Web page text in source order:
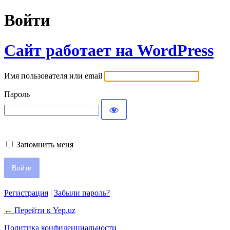
Войти
Сайт работает на WordPress
Имя пользователя или email
Пароль
Запомнить меня
Регистрация | Забыли пароль?
← Перейти к Yep.uz
Политика конфиденциальности